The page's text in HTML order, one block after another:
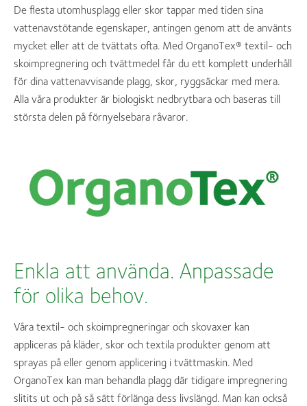
De flesta utomhusplagg eller skor tappar med tiden sina
vattenavstötande egenskaper, antingen genom att de använts
mycket eller att de tvättats ofta. Med OrganoTex® textil- och
skoimpregnering och tvättmedel får du ett komplett underhåll
för dina vattenavvisande plagg, skor, ryggsäckar med mera.
Alla våra produkter är biologiskt nedbrytbara och baseras till
största delen på förnyelsebara råvaror.
Enkla att använda. Anpassade
för olika behov.
Våra textil- och skoimpregneringar och skovaxer kan
appliceras på kläder, skor och textila produkter genom att
sprayas på eller genom applicering i tvättmaskin. Med
OrganoTex kan man behandla plagg där tidigare impregnering
slitits ut och på så sätt förlänga dess livslängd. Man kan också